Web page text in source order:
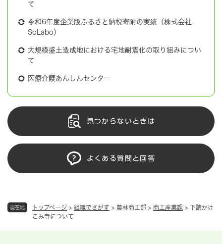
現在地 トップページ > 組織でさがす > 農林商工部 > 商工産業課 > 下請かけ
こみ寺について
て
令和6年度企業版ふるさと納税寄附の実績（株式会社
SoLabo）
大規模盛土造成地における宅地耐震化の取り組みについ
て
医療介護あんしんセンター
見つからないときは
よくある質問と回答